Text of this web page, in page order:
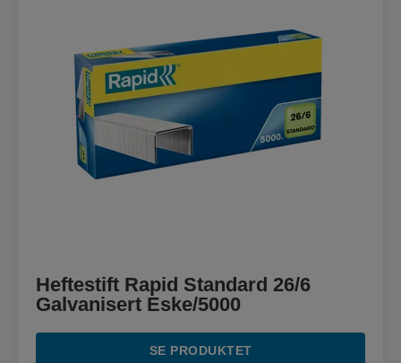
Heftestift Rapid Standard 26/6
Galvanisert Eske/5000
SE PRODUKTET